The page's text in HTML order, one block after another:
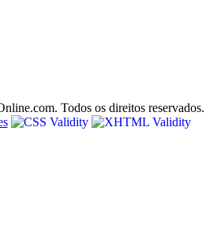
Todos os direitos reservados.